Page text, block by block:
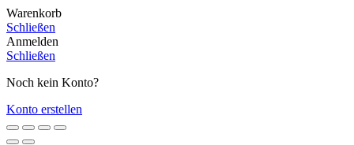
Warenkorb
Schließen
Anmelden
Schließen
Noch kein Konto?
Konto erstellen